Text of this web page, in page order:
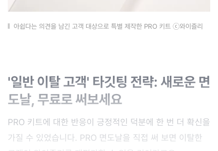
아쉽다는 의견을 남긴 고객 대상으로 특별 제작한 PRO 키트 ⓒ와이즐리
'일반 이탈 고객' 타깃팅 전략: 새로운 면
도날, 무료로 써보세요
PRO 키트에 대한 반응이 긍정적인 덕분에 한 번 더 확신을
가질 수 있었습니다. PRO 면도날을 직접 써 보면 이탈한